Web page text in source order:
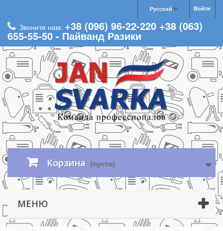
Войти
Русский
Звоните нам: +38 (096) 96-22-220 +38 (063)
655-55-50 - Пайванд Разики
Корзина (пусто)
МЕНЮ